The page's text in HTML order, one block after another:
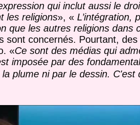
qui inclut aussi le
les religions», « L’intégration,
que les autres religions dans
concernés. Pourtant,
«Ce sont des médias qui
imposée par des
plume ni par le dessin. C'est